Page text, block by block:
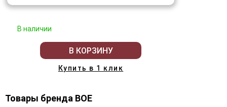
В наличии
В КОРЗИНУ
Купить в 1 клик
Товары бренда BOE